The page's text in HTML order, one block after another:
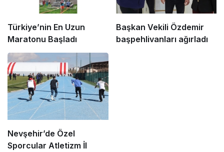
Türkiye’nin En Uzun
Maratonu Başladı
Başkan Vekili Özdemir
başpehlivanları ağırladı
Nevşehir’de Özel
Sporcular Atletizm İl